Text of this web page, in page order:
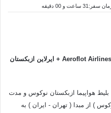
+ ایرلاین ازبکستان
هواپیما ازبکستان نوکوس و مدت
) از مبدا ( تهران - ایران ) به